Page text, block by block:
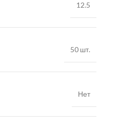
12.5
50 шт.
Нет